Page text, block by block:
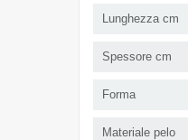
Lunghezza cm
Spessore cm
Forma
Materiale pelo